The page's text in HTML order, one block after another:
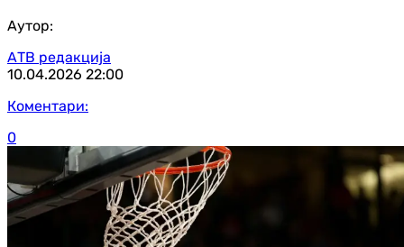
Аутор:
АТВ редакција
10.04.2026 22:00
Коментари:
0